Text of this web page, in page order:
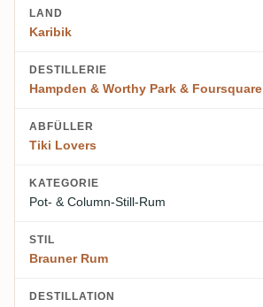
LAND
Karibik
DESTILLERIE
Hampden & Worthy Park & Foursquare
ABFÜLLER
Tiki Lovers
KATEGORIE
Pot- & Column-Still-Rum
STIL
Brauner Rum
DESTILLATION